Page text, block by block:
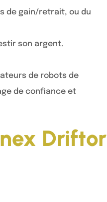
de gain/retrait, ou du
son argent.
de robots de
de confiance et
Driftor